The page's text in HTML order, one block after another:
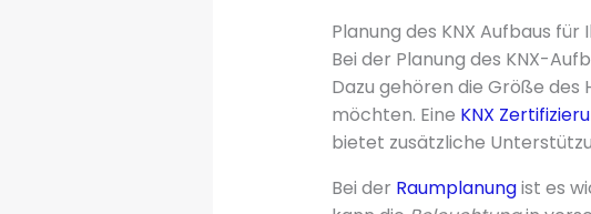
Planung des KNX Aufbaus für
Bei der Planung des KNX-
Dazu gehören die Größe des
möchten. Eine KNX
bietet zusätzliche
Bei der Raumplanungist es